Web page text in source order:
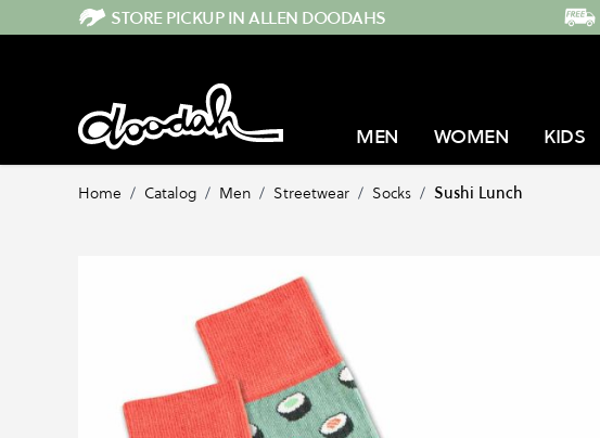
Direkt zum InhaltSTORE PICKUP IN ALLEN DOODAHS
MEN WOMEN KIDS
Home / Catalog / Men / Streetwear / Socks / Sushi Lunch